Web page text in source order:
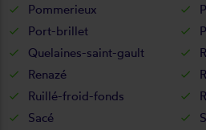
Pommerieux
Port-brillet
Quelaines-saint-gault
Renazé
Ruillé-froid-fonds
Sacé